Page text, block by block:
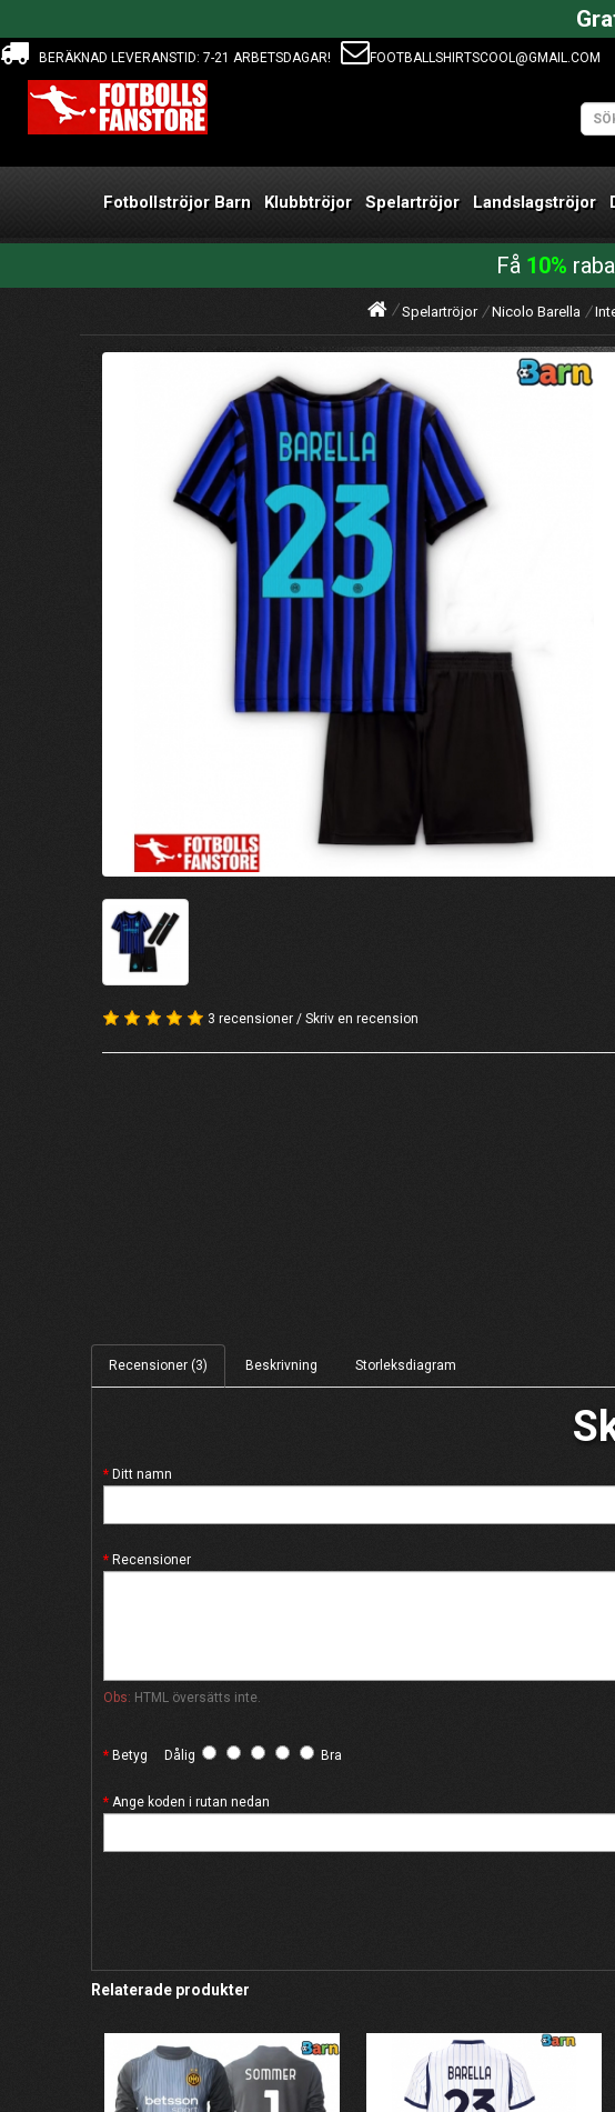
BERÄKNAD LEVERANSTID: 7-21 ARBETSDAGAR! FOOTBALLSHIRTSCOOL@GMAIL.COM
Fotbollströjor Barn Klubbtröjor Spelartröjor Landslagströjor
Få 10%
Spelartröjor Nicolo Barella
3 recensioner / Skriv en recension
Recensioner (3) Beskrivning Storleksdiagram
Ditt namn
Recensioner
Obs: HTML översätts inte.
Betyg Dålig Bra
Ange koden i rutan nedan
Relaterade produkter